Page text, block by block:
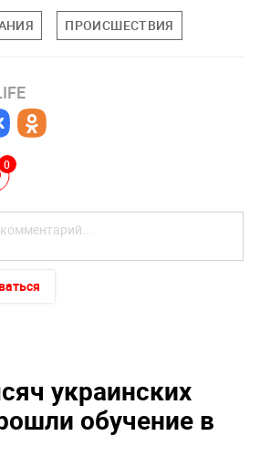
ПРОИСШЕСТВИЯ
0
украинских
обучение в